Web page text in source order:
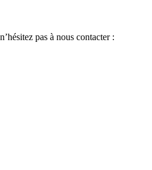
pas à nous contacter :